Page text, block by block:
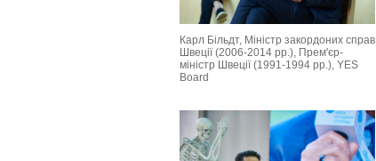
Карл Більдт, Міністр закордоних справ
Швеції (2006-2014 рр.), Прем'єр-
міністр Швеції (1991-1994 рр.), YES
Board